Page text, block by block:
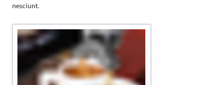
nesciunt.